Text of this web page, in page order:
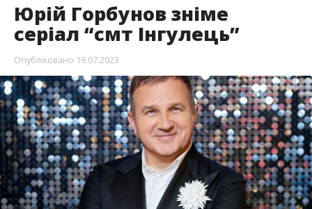
Юрій Горбунов зніме
серіал “смт Інгулець”
Опубліковано 19.07.2023